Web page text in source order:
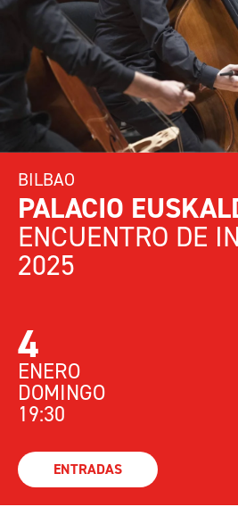
BILBAO
PALACIO
ENCUENTRO DE
2025
4
ENERO
DOMINGO
19:30
ENTRADAS